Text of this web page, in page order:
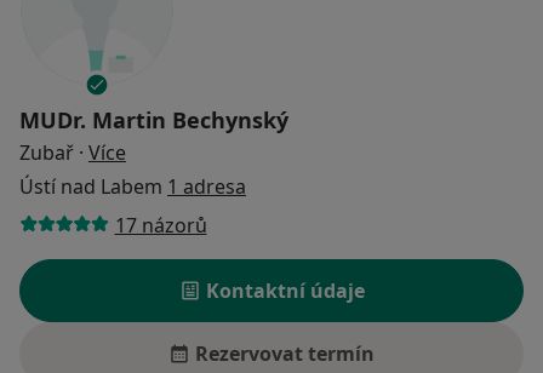
MUDr. Martin Bechynský
Zubař · Více
Ústí nad Labem 1 adresa
17 názorů
Kontaktní údaje
Rezervovat termín